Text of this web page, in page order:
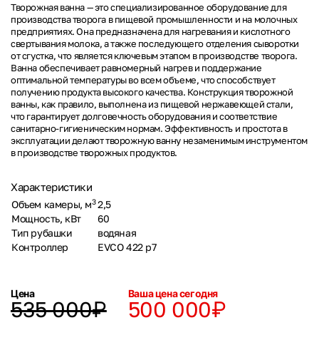
Творожная ванна — это специализированное оборудование для
производства творога в пищевой промышленности и на молочных
предприятиях. Она предназначена для нагревания и кислотного
свертывания молока, а также последующего отделения сыворотки
от сгустка, что является ключевым этапом в производстве творога.
Ванна обеспечивает равномерный нагрев и поддержание
оптимальной температуры во всем объеме, что способствует
получению продукта высокого качества. Конструкция творожной
ванны, как правило, выполнена из пищевой нержавеющей стали,
что гарантирует долговечность оборудования и соответствие
санитарно-гигиеническим нормам. Эффективность и простота в
эксплуатации делают творожную ванну незаменимым инструментом
в производстве творожных продуктов.
Характеристики
Объем камеры, м32,5
Мощность, кВт
60
Тип рубашки
водяная
Контроллер
EVCO 422 p7
Цена
535 000₽
Ваша цена сегодня
500 000₽